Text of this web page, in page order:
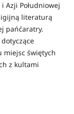
Azji Południowej
literaturą
pańćaratry.
świętych
z kultami